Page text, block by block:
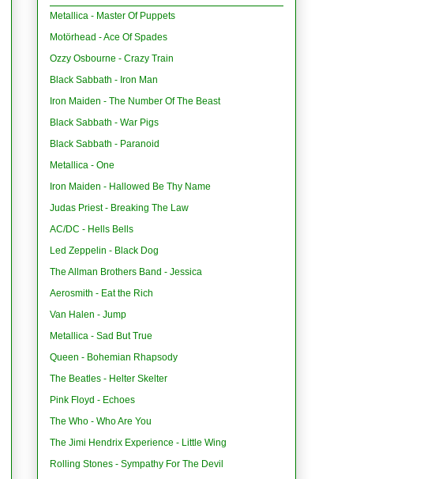
Metallica - Master Of Puppets
Motörhead - Ace Of Spades
Ozzy Osbourne - Crazy Train
Black Sabbath - Iron Man
Iron Maiden - The Number Of The Beast
Black Sabbath - War Pigs
Black Sabbath - Paranoid
Metallica - One
Iron Maiden - Hallowed Be Thy Name
Judas Priest - Breaking The Law
AC/DC - Hells Bells
Led Zeppelin - Black Dog
The Allman Brothers Band - Jessica
Aerosmith - Eat the Rich
Van Halen - Jump
Metallica - Sad But True
Queen - Bohemian Rhapsody
The Beatles - Helter Skelter
Pink Floyd - Echoes
The Who - Who Are You
The Jimi Hendrix Experience - Little Wing
Rolling Stones - Sympathy For The Devil